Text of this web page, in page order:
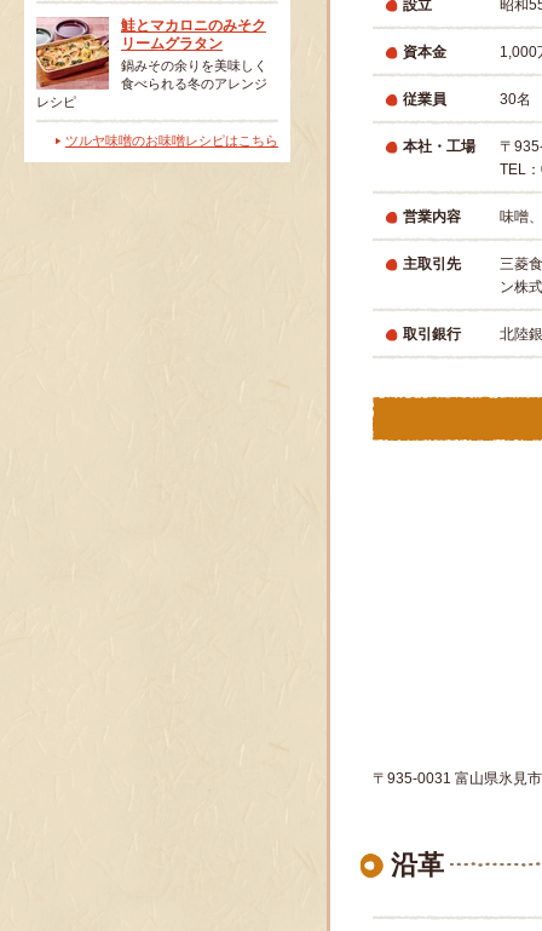
設立 昭和
資本金 1,000
従業員 30名
本社・工場
〒
TEL
営業内容 味噌
主取引先
三菱
ン株
取引銀行 北陸
〒935-0031 富山県氷見
沿革
鮭とマカロニのみそク
リームグラタン
鍋みその余りを美味しく
食べられる冬のアレンジ
レシピ
ツルヤ味噌のお味噌レシピはこちら